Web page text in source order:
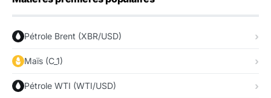
Pétrole Brent (XBR/USD)
Maïs (C_1)
Pétrole WTI (WTI/USD)